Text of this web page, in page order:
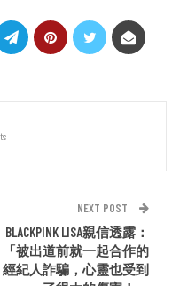
NEXT POST
BLACKPINK LISA親信透露：
「被出道前就一起合作的
經紀人詐騙，心靈也受到